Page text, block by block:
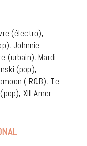
(électro),
Johnnie
(urbain), Mardi
(pop),
( R&B), Te
XIII Amer